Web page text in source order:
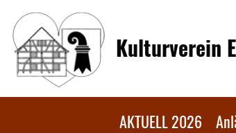
Kulturverein
AKTUELL 2026